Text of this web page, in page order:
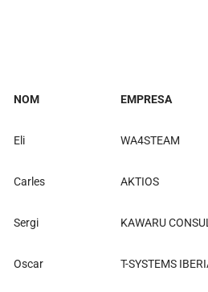
NOM EMPRESA
Eli WA4STEAM
Carles AKTIOS
Sergi KAWARU
Oscar T-SYSTEMS